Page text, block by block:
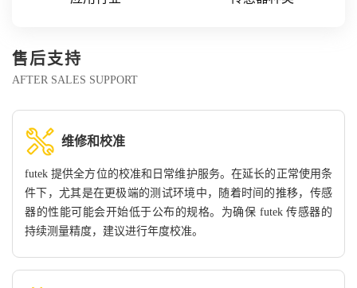
售后支持
AFTER SALES SUPPORT
维修和校准
futek 提供全方位的校准和日常维护服务。在延长的正常使用条
件下，尤其是在更极端的测试环境中，随着时间的推移，传感
器的性能可能会开始低于公布的规格。为确保 futek 传感器的
持续测量精度，建议进行年度校准。